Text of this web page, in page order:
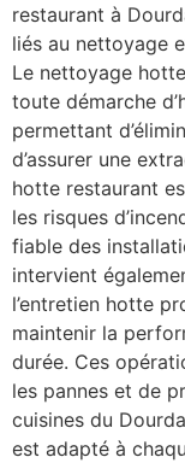
restaurant à
liés au nettoyage
Le nettoyage
toute démarche
permettant
d’assurer une
hotte restaurant
les risques
fiable des
intervient
l’entretien hotte
maintenir la
durée. Ces
les pannes et de
cuisines du
est adapté à